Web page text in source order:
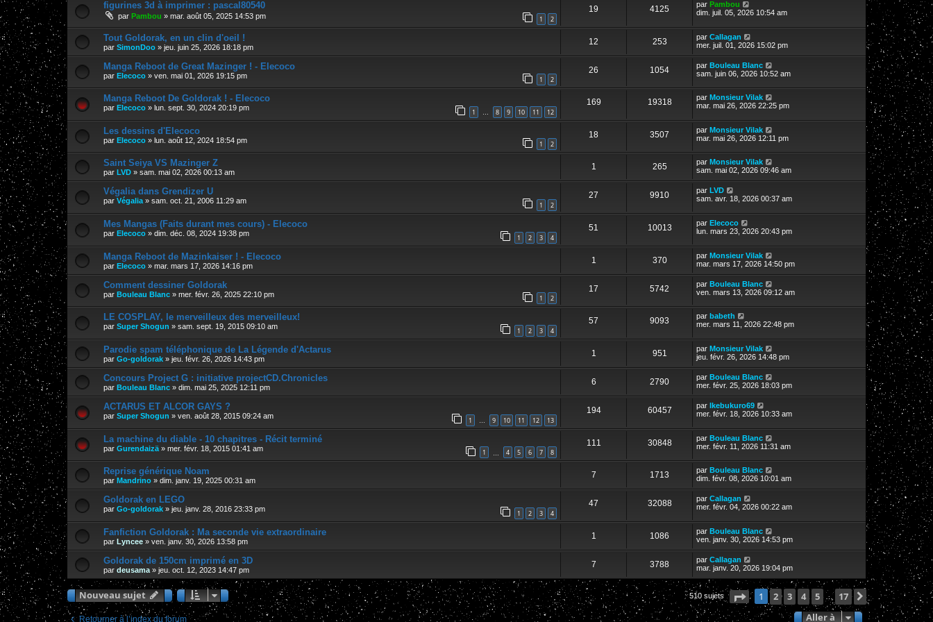
figurines 3d à imprimer : pascal80540
par Pambou » mar. août 05, 2025 14:53 pm 1 2
19 4125 par Pambou
dim. juil. 05, 2026 10:54 am
Tout Goldorak, en un clin d'oeil !
par SimonDoo » jeu. juin 25, 2026 18:18 pm
12 253 par Callagan
mer. juil. 01, 2026 15:02 pm
Manga Reboot de Great Mazinger ! - Elecoco
par Elecoco » ven. mai 01, 2026 19:15 pm 1 2
26 1054 par Bouleau Blanc
sam. juin 06, 2026 10:52 am
Manga Reboot De Goldorak ! - Elecoco
par Elecoco » lun. sept. 30, 2024 20:19 pm 1 … 8 9 10 11 12
169 19318 par Monsieur Vilak
mar. mai 26, 2026 22:25 pm
Les dessins d'Elecoco
par Elecoco » lun. août 12, 2024 18:54 pm 1 2
18 3507 par Monsieur Vilak
mar. mai 26, 2026 12:11 pm
Saint Seiya VS Mazinger Z
par LVD » sam. mai 02, 2026 00:13 am
1 265 par Monsieur Vilak
sam. mai 02, 2026 09:46 am
Végalia dans Grendizer U
par Végalia» sam. oct. 21, 2006 11:29 am 1 2
27 9910 par LVD
sam. avr. 18, 2026 00:37 am
Mes Mangas (Faits durant mes cours) - Elecoco
par Elecoco » dim. déc. 08, 2024 19:38 pm 1 2 3 4
51 10013 par Elecoco
lun. mars 23, 2026 20:43 pm
Manga Reboot de Mazinkaiser ! - Elecoco
par Elecoco » mar. mars 17, 2026 14:16 pm
1 370 par Monsieur Vilak
mar. mars 17, 2026 14:50 pm
Comment dessiner Goldorak
par Bouleau Blanc » mer. févr. 26, 2025 22:10 pm 1 2
17 5742 par Bouleau Blanc
ven. mars 13, 2026 09:12 am
LE COSPLAY, le merveilleux des merveilleux!
par Super Shogun » sam. sept. 19, 2015 09:10 am 1 2 3 4
57 9093 par babeth
mer. mars 11, 2026 22:48 pm
Parodie spam téléphonique de La Légende d'Actarus
par Go-goldorak » jeu. févr. 26, 2026 14:43 pm
1 951 par Monsieur Vilak
jeu. févr. 26, 2026 14:48 pm
Concours Project G : initiative projectCD.Chronicles
par Bouleau Blanc » dim. mai 25, 2025 12:11 pm
6 2790 par Bouleau Blanc
mer. févr. 25, 2026 18:03 pm
ACTARUS ET ALCOR GAYS ?
par Super Shogun » ven. août 28, 2015 09:24 am 1 … 9 10 11 12 13
194 60457 par Ikebukuro69
mer. févr. 18, 2026 10:33 am
La machine du diable - 10 chapitres - Récit terminé
par Gurendaizä » mer. févr. 18, 2015 01:41 am 1 4 5 6 7 8
111 30848 par Bouleau Blanc
mer. févr. 11, 2026 11:31 am
Reprise générique Noam
par Mandrino » dim. janv. 19, 2025 00:31 am
7 1713 par Bouleau Blanc
dim. févr. 08, 2026 10:01 am
Goldorak en LEGO
par Go-goldorak » jeu. janv. 28, 2016 23:33 pm 1 2 3 4
47 32088 par Callagan
mer. févr. 04, 2026 00:22 am
Fanfiction Goldorak : Ma seconde vie extraordinaire
par Lyncee » ven. janv. 30, 2026 13:58 pm
1 1086 par Bouleau Blanc
ven. janv. 30, 2026 14:53 pm
Goldorak de 150cm imprimé en 3D
par deusama » jeu. oct. 12, 2023 14:47 pm
7 3788 par Callagan
mar. janv. 20, 2026 19:04 pm
Nouveau sujet 510 sujets Page 1sur 17
1 2 3 4 5 … 17 Suivante
Retourner à l’index du forum Aller à